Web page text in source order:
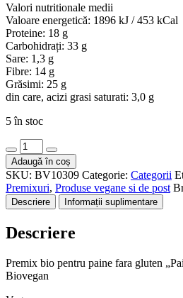
Valori nutritionale medii
Valoare energetică: 1896 kJ / 453 kCal
Proteine: 18 g
Carbohidrați: 33 g
Sare: 1,3 g
Fibre: 14 g
Grăsimi: 25 g
din care, acizi grasi saturati: 3,0 g
5 în stoc
Cantitate
Premix
bio
pentru
paine
fara
"Painea
600g
Biovegan
Adaugă în coș
SKU: BV10309 Categorie: Categorii
Premixuri, Produse vegane si de post
Descriere Informații suplimentare
Descriere
Premix bio pentru paine fara gluten
Biovegan